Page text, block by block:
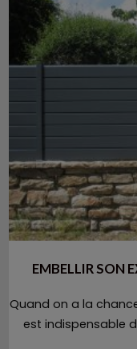
EMBELLIR SON
Quand on a la
est indispensable